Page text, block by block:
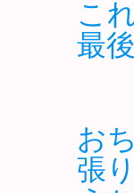
こ
最
お
張